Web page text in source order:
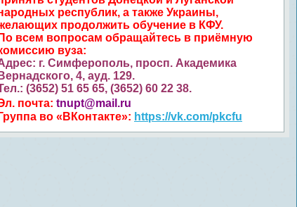
республик, а также Украины,
продолжить обучение в КФУ.
По всем вопросам обращайтесь в приёмную
вуза:
г. Симферополь, просп. Академика
Вернадского, 4, ауд. 129.
(3652) 51 65 65, (3652) 60 22 38.
почта: tnupt@mail.ru
Группа во «ВКонтакте»: https://vk.com/pkcfu